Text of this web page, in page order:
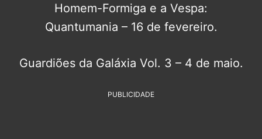
Homem-Formiga e a Vespa:
Quantumania – 16 de fevereiro.
Guardiões da Galáxia Vol. 3 – 4 de maio.
PUBLICIDADE